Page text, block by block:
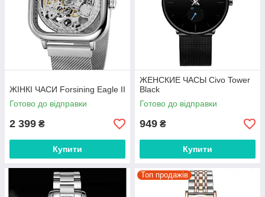
ЖІНКІ ЧАСИ Forsining Eagle II
Готово до відправки
2 399 ₴
Купити
ЖЕНСКИЕ ЧАСЫ Civo Tower
Black
Готово до відправки
949 ₴
Купити
Топ продажів